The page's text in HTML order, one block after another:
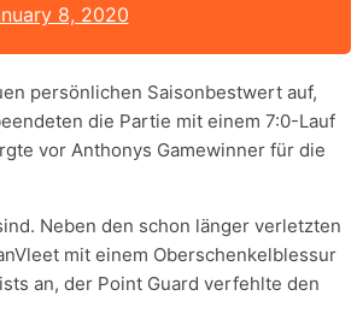
8, 2020
persönlichen Saisonbestwert auf,
die Partie mit einem 7:0-Lauf
vor Anthonys Gamewinner für die
Neben den schon länger verletzten
mit einem Oberschenkelblessur
an, der Point Guard verfehlte den